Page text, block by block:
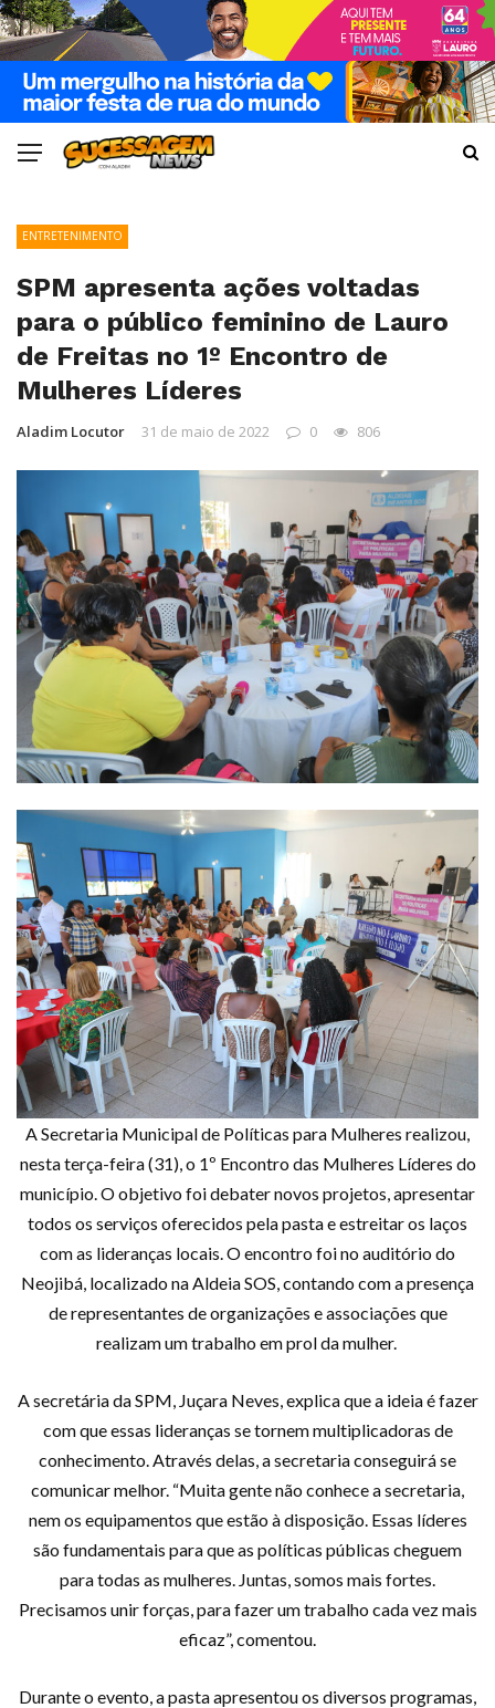
ENTRETENIMENTO
SPM apresenta ações voltadas
para o público feminino de Lauro
de Freitas no 1º Encontro de
Mulheres Líderes
Aladim Locutor 31 de maio de 2022 0 806
A Secretaria Municipal de Políticas para Mulheres realizou,
nesta terça-feira (31), o 1º Encontro das Mulheres Líderes do
município. O objetivo foi debater novos projetos, apresentar
todos os serviços oferecidos pela pasta e estreitar os laços
com as lideranças locais. O encontro foi no auditório do
Neojibá, localizado na Aldeia SOS, contando com a presença
de representantes de organizações e associações que
realizam um trabalho em prol da mulher.
A secretária da SPM, Juçara Neves, explica que a ideia é fazer
com que essas lideranças se tornem multiplicadoras de
conhecimento. Através delas, a secretaria conseguirá se
comunicar melhor. “Muita gente não conhece a secretaria,
nem os equipamentos que estão à disposição. Essas líderes
são fundamentais para que as políticas públicas cheguem
para todas as mulheres. Juntas, somos mais fortes.
Precisamos unir forças, para fazer um trabalho cada vez mais
eficaz”, comentou.
Durante o evento, a pasta apresentou os diversos programas,